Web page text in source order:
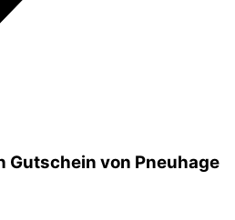
Gutschein von Pneuhage